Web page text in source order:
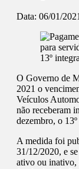
Data: 06/01/
O Governo de
2021 o
Veículos
não receberam
dezembro, o
A medida foi
31/12/2020, e
ativo ou inativo,